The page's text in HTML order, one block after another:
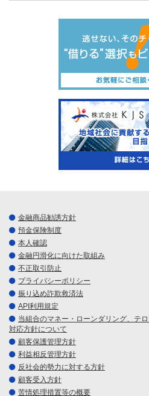
金融商品勧誘方針
預金保険制度
本人確認
金融円滑化に向けた取組み
不正取引防止
プライバシーポリシー
振り込め詐欺救済法
API利用規定
当組合のマネー・ローンダリング、テ
対応方針について
顧客保護管理方針
利益相反管理方針
反社会的勢力に対する方針
顧客受入方針
苦情処理措置等の概要